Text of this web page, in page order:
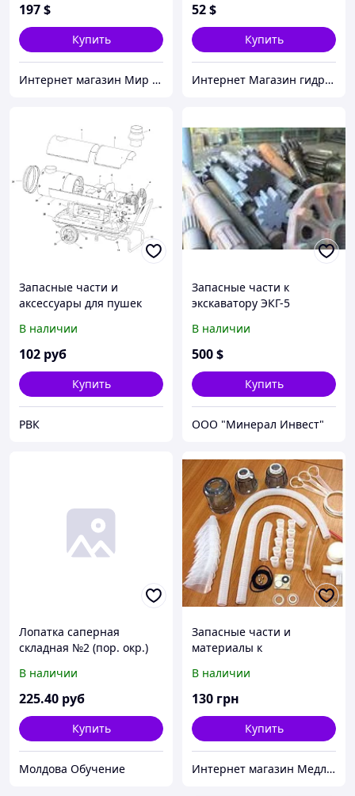
197$
Купить
Интернет магазин Мир стендов. Товары из Украины
52$
Купить
Интернет Магазин гидравлических узлов
Запасные части и
аксессуары для пушек
В наличии
102 руб
Купить
РВК
Запасные части к
экскаватору ЭКГ-5
В наличии
500$
Купить
ООО "Минерал Инвест"
Лопатка саперная
складная №2 (пор. окр.)
длина 585 мм, размеры
рабочей части 160мм х
197 мм,вес 0,84 кг,
усиленный складной
В наличии
225.40 руб
Купить
Молдова Обучение
Запасные части и
материалы к
ингаляторам Вулкан в
асс.
В наличии
130 грн
Купить
Интернет магазин Медлайф